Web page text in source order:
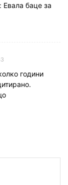
Евала баце за
години